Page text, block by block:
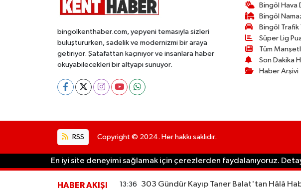
bingolkenthaber.com, yepyeni temasıyla sizleri
buluştururken, sadelik ve modernizmi bir araya
getiriyor. Şatafattan kaçınıyor ve insanlara haber
okuyabilecekleri bir altyapı sunuyor.
Bingöl Hava
Bingöl
Bingöl Trafik
Süper Lig
Tüm
Son Dakika
Haber Arşivi
RSS Copyright © 2024. Her hakkı saklıdır.
En iyi site deneyimi sağlamak için çerezlerden faydalanıyoruz.
HABER AKIŞI 13:36 303 Gündür Kayıp Taner Balat'tan Hâlâ